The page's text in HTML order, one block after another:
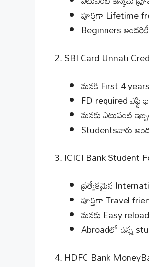
పూర్తిగా Lifetime
Beginners
2. SBI Card Unnati
మనకి First 4
FD required
మనకు ఎటువంటి
Studentsవారు
3. ICICI Bank Student
ప్రత్యేకమైన
పూర్తిగా Travel
మనకు Easy reload
Abroadలో ఉన్న
4. HDFC Bank